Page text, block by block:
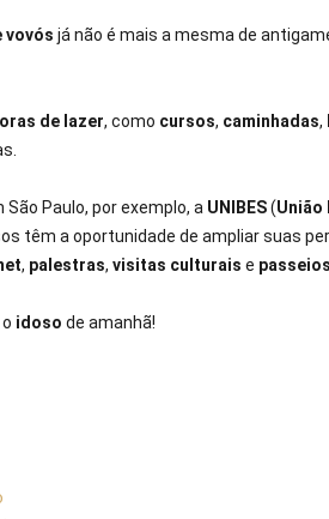
vovós já não é mais a mesma de
de lazer, como cursos, caminhadas,
São Paulo, por exemplo, a UNIBES(União
têm a oportunidade de ampliar suas
, palestras, visitas culturais e
idoso de amanhã!